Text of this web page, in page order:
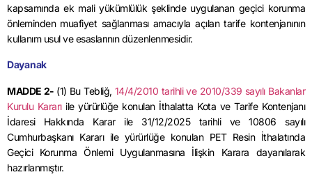
kapsamında ek mali yükümlülük şeklinde uygulanan geçici korunma
önleminden muafiyet sağlanması amacıyla açılan tarife kontenjanının
kullanım usul ve esaslarının düzenlenmesidir.
Dayanak
MADDE 2- (1) Bu Tebliğ, 14/4/2010 tarihli ve 2010/339 sayılı Bakanlar
Kurulu Kararıile yürürlüğe konulan İthalatta Kota ve Tarife Kontenjanı
İdaresi Hakkında Karar ile 31/12/2025 tarihli ve 10806 sayılı
Cumhurbaşkanı Kararı ile yürürlüğe konulan PET Resin İthalatında
Geçici Korunma Önlemi Uygulanmasına İlişkin Karara dayanılarak
hazırlanmıştır.